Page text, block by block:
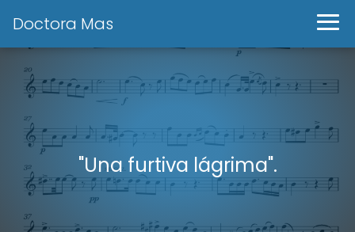
Doctora Mas
"Una furtiva lágrima".